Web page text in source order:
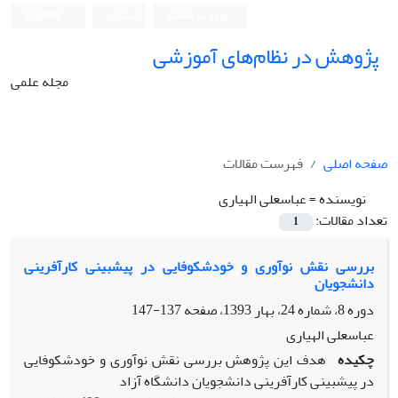
پژوهش در نظام‌های آموزشی
مجله علمی
صفحه اصلی
فهرست مقالات
نویسنده =عباسعلی الهیاری
تعداد مقالات:
1
بررسی نقش نوآوری و خودشکوفایی در پیشبینی کارآفرینی
دانشجویان
دوره 8، شماره 24، بهار 1393، صفحه
137-147
عباسعلی الهیاری
چکیده هدف این پژوهش بررسی نقش نوآوری و خودشکوفایی
در پیشبینی کارآفرینی دانشجویان دانشگاه آزاد